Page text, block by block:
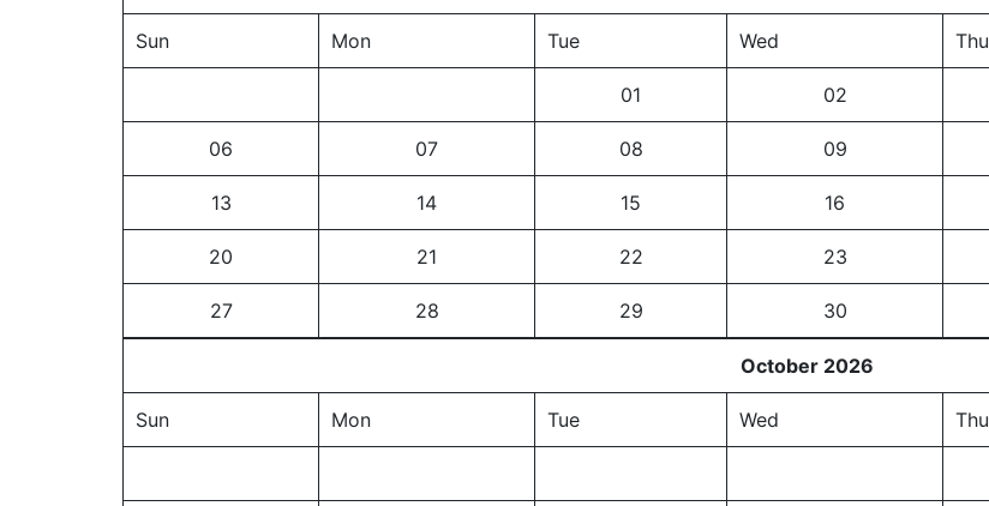
Sun Mon Tue Wed Thu
01 02
06 07 08 09
13 14 15 16
20 21 22 23
27 28 29 30
October 2026
Sun Mon Tue Wed Thu